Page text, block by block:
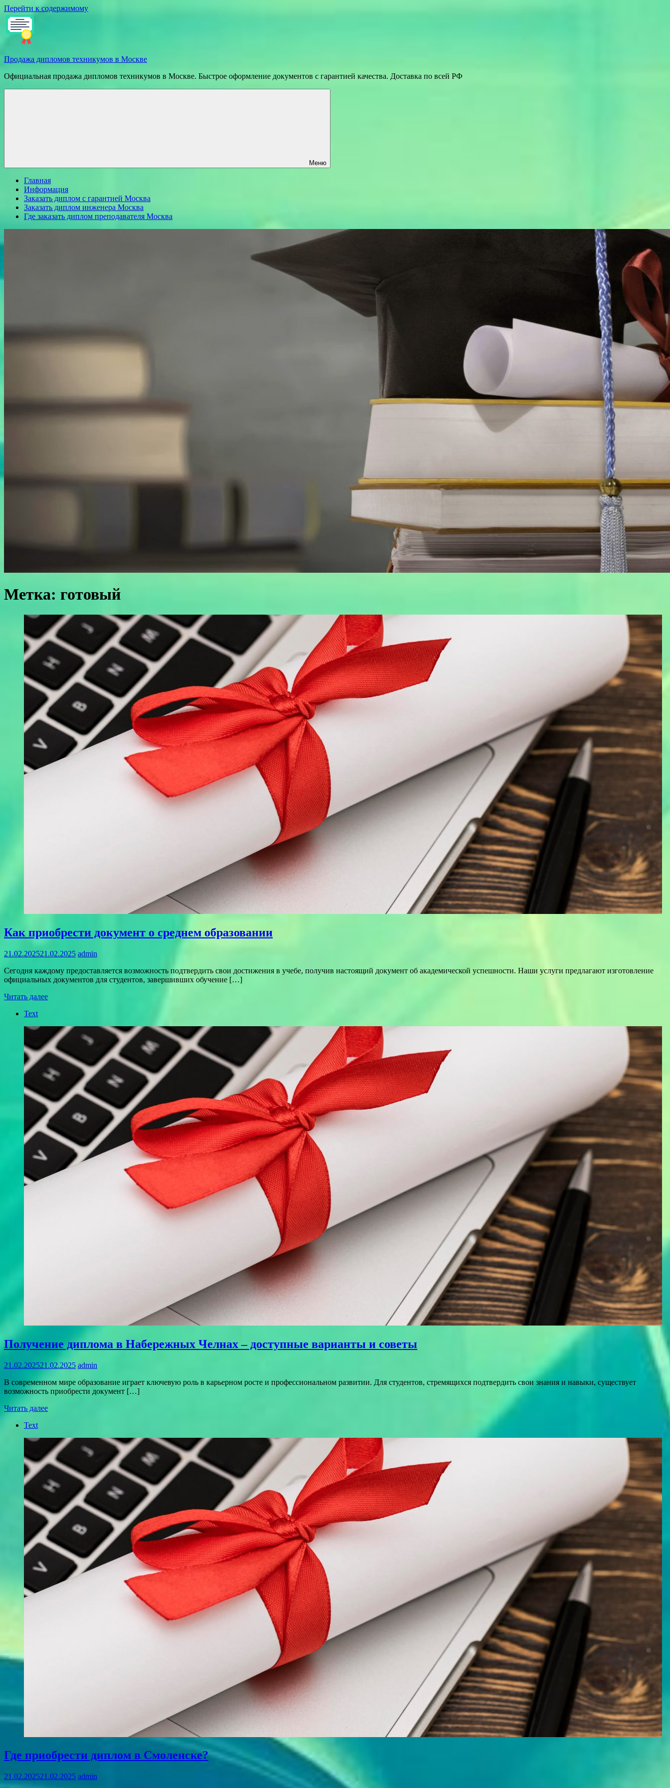
Перейти к содержимому
Продажа дипломов техникумов в Москве
Официальная продажа дипломов техникумов в Москве. Быстрое оформление документов с гарантией качества. Доставка по всей РФ
Меню
Главная
Информация
Заказать диплом с гарантией Москва
Заказать диплом инженера Москва
Где заказать диплом преподавателя Москва
Метка: готовый
Как приобрести документ о среднем образовании
21.02.202521.02.2025 admin
Сегодня каждому предоставляется возможность подтвердить свои достижения в учебе, получив настоящий документ об академической успешности. Наши услуги предлагают изготовление
официальных документов для студентов, завершивших обучение […]
Читать далее
Text
Получение диплома в Набережных Челнах – доступные варианты и советы
21.02.202521.02.2025 admin
В современном мире образование играет ключевую роль в карьерном росте и профессиональном развитии. Для студентов, стремящихся подтвердить свои знания и навыки, существует
возможность приобрести документ […]
Читать далее
Text
Где приобрести диплом в Смоленске?
21.02.202521.02.2025 admin